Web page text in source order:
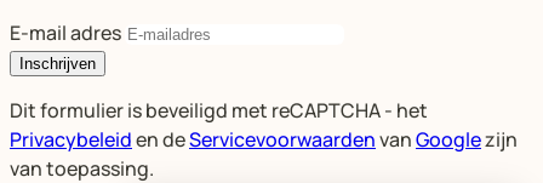
E-mail adres
Inschrijven
Dit formulier is beveiligd met reCAPTCHA - het
Privacybeleiden deServicevoorwaardenvanGooglezijn
van toepassing.